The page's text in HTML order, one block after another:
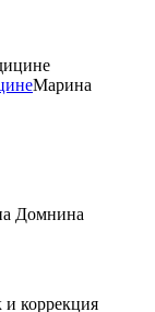
Марина
Домнина